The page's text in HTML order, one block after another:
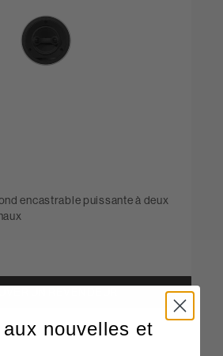
encastrable puissante à deux
nouvelles et